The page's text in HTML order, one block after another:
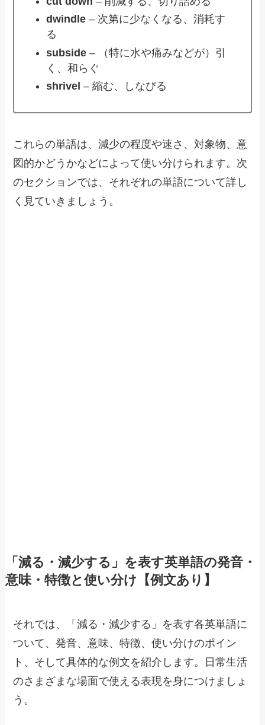
dwindle – 次第に少なくなる、消耗す
る
subside – （特に水や痛みなどが）引
く、和らぐ
shrivel – 縮む、しなびる
これらの単語は、減少の程度や速さ、対象物、意
図的かどうかなどによって使い分けられます。次
のセクションでは、それぞれの単語について詳し
く見ていきましょう。
「減る・減少する」を表す英単語の発音・
意味・特徴と使い分け【例文あり】
それでは、「減る・減少する」を表す各英単語に
ついて、発音、意味、特徴、使い分けのポイン
ト、そして具体的な例文を紹介します。日常生活
のさまざまな場面で使える表現を身につけましょ
う。